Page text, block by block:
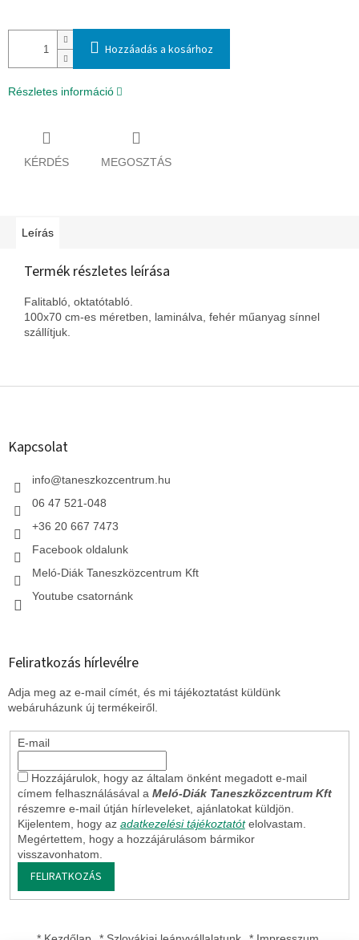
Hozzáadás a kosárhoz
Részletes információ
KÉRDÉS MEGOSZTÁS
Leírás
Termék részletes leírása
Falitabló, oktatótabló.
100x70 cm-es méretben, laminálva, fehér műanyag sínnel
szállítjuk.
L
Kapcsolat
info@taneszkozcentrum.hu
06 47 521-048
+36 20 667 7473
Facebook oldalunk
Meló-Diák Taneszközcentrum Kft
Youtube csatornánk
Feliratkozás hírlevélre
Adja meg az e-mail címét, és mi tájékoztatást küldünk
webáruházunk új termékeiről.
E-mail
Hozzájárulok, hogy az általam önként megadott e-mail
címem felhasználásával a Meló-Diák Taneszközcentrum Kft
részemre e-mail útján hírleveleket, ajánlatokat küldjön.
Kijelentem, hogy az adatkezelési tájékoztatót elolvastam.
Megértettem, hogy a hozzájárulásom bármikor
visszavonhatom.
FELIRATKOZÁS